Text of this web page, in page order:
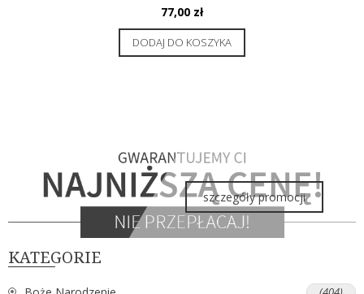
77,00 zł
DODAJ DO KOSZYKA
szczegóły promocji
KATEGORIE